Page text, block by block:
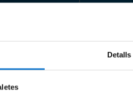
Detalls